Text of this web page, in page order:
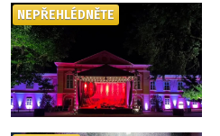
NEPŘEHLÉDNĚTE